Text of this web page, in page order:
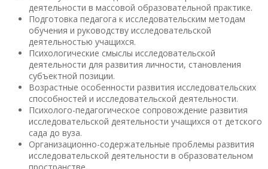
деятельности в массовой образовательной практике.
Подготовка педагога к исследовательским методам
обучения и руководству исследовательской
деятельностью учащихся.
Психологические смыслы исследовательской
деятельности для развития личности, становления
субъектной позиции.
Возрастные особенности развития исследовательских
способностей и исследовательской деятельности.
Психолого-педагогическое сопровождение развития
исследовательской деятельности учащихся от детского
сада до вуза.
Организационно-содержательные проблемы развития
исследовательской деятельности в образовательном